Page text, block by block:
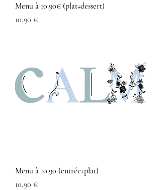
Menu à 10.90€ (plat+dessert)
Prix
10,90 €
Menu à 10.90 (entrée+plat)
Prix
10,90 €